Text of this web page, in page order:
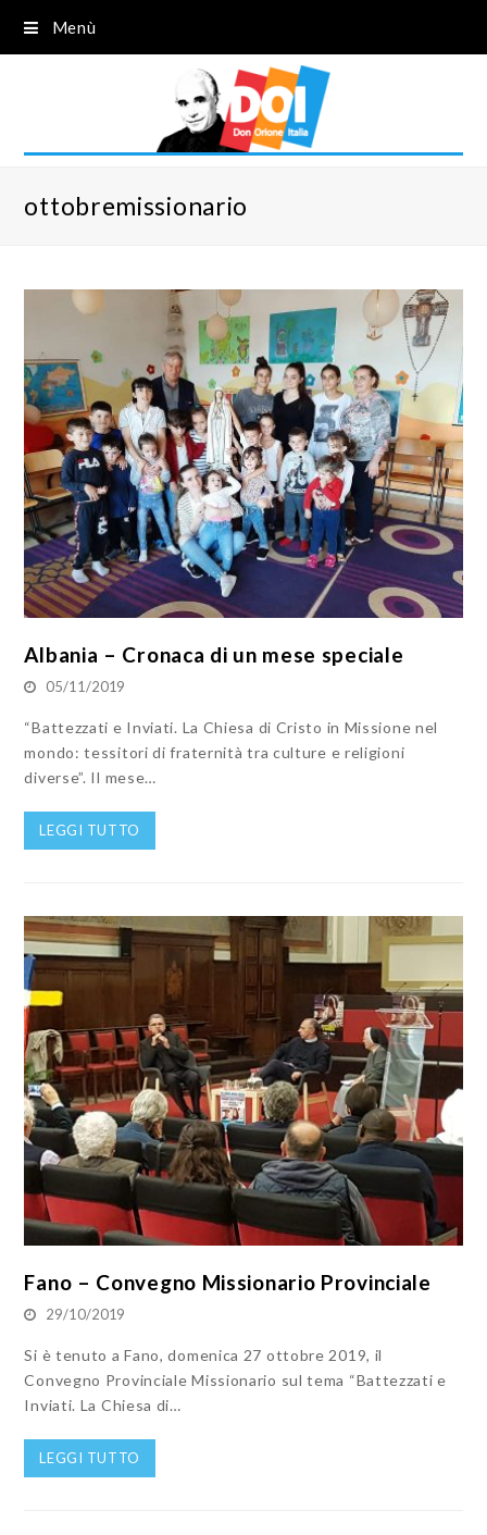
Menù
ottobremissionario
Albania – Cronaca di un mese speciale
05/11/2019
“Battezzati e Inviati. La Chiesa di Cristo in Missione nel
mondo: tessitori di fraternità tra culture e religioni
diverse”. Il mese…
LEGGI TUTTO
Fano – Convegno Missionario Provinciale
29/10/2019
Si è tenuto a Fano, domenica 27 ottobre 2019, il
Convegno Provinciale Missionario sul tema “Battezzati e
Inviati. La Chiesa di…
LEGGI TUTTO